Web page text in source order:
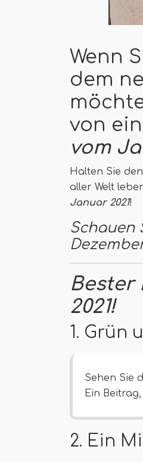
Wenn
dem
von
vom
Halten Sie
aller Welt
Januar 2021!
Schauen
Bester
2021!
1. Grün
Sehen Sie
Ein
2. Ein